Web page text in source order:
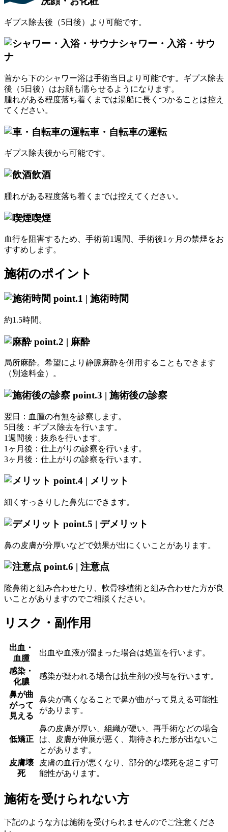
ギプス除去後（5日後）より可能です。
シャワー・入浴・サウ
ナ
首から下のシャワー浴は手術当日より可能です。ギプス除去
後（5日後）はお顔も濡らせるようになります。
腫れがある程度落ち着くまでは湯船に長くつかることは控え
てください。
車・自転車の運転
ギプス除去後から可能です。
飲酒
腫れがある程度落ち着くまでは控えてください。
喫煙
血行を阻害するため、手術前1週間、手術後1ヶ月の禁煙をお
すすめします。
施術のポイント
point.1 | 施術時間
約1.5時間。
point.2 | 麻酔
局所麻酔。希望により静脈麻酔を併用することもできます
（別途料金）。
point.3 | 施術後の診察
翌日：血腫の有無を診察します。
5日後：ギプス除去を行います。
1週間後：抜糸を行います。
1ヶ月後：仕上がりの診察を行います。
3ヶ月後：仕上がりの診察を行います。
point.4 | メリット
細くすっきりした鼻先にできます。
point.5 | デメリット
鼻の皮膚が分厚いなどで効果が出にくいことがあります。
point.6 | 注意点
隆鼻術と組み合わせたり、軟骨移植術と組み合わせた方が良
いことがありますのでご相談ください。
リスク・副作用
出血・
血腫
出血や血液が溜まった場合は処置を行います。
感染・
化膿
感染が疑われる場合は抗生剤の投与を行います。
鼻が曲
がって
見える
鼻尖が高くなることで鼻が曲がって見える可能性
があります。
低矯正
鼻の皮膚が厚い、組織が硬い、再手術などの場合
は、皮膚が伸展が悪く、期待された形が出ないこ
とがあります。
皮膚壊
死
皮膚の血行が悪くなり、部分的な壊死を起こす可
能性があります。
施術を受けられない方
下記のような方は施術を受けられませんのでご注意くださ